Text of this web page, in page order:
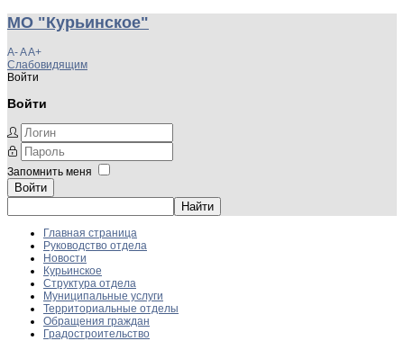
МО "Курьинское"
A-AA+
Слабовидящим
Войти
Войти
Запомнить меня
Войти
Главная страница
Руководство отдела
Новости
Курьинское
Структура отдела
Муниципальные услуги
Территориальные отделы
Обращения граждан
Градостроительство